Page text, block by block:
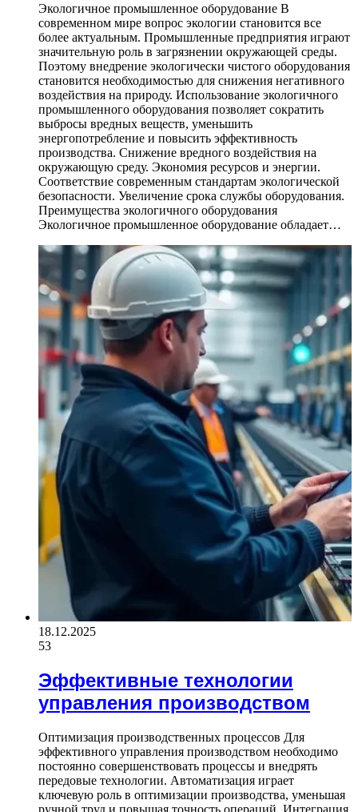
Экологичное промышленное оборудование В
современном мире вопрос экологии становится все
более актуальным. Промышленные предприятия играют
значительную роль в загрязнении окружающей среды.
Поэтому внедрение экологически чистого оборудования
становится необходимостью для снижения негативного
воздействия на природу. Использование экологичного
промышленного оборудования позволяет сократить
выбросы вредных веществ, уменьшить
энергопотребление и повысить эффективность
производства. Снижение вредного воздействия на
окружающую среду. Экономия ресурсов и энергии.
Соответствие современным стандартам экологической
безопасности. Увеличение срока службы оборудования.
Преимущества экологичного оборудования
Экологичное промышленное оборудование обладает…
18.12.2025
53
Эффективные технологии
управления производством
Оптимизация производственных процессов Для
эффективного управления производством необходимо
постоянно совершенствовать процессы и внедрять
передовые технологии. Автоматизация играет
ключевую роль в оптимизации производства, уменьшая
ручной труд и повышая точность операций. Интеграция